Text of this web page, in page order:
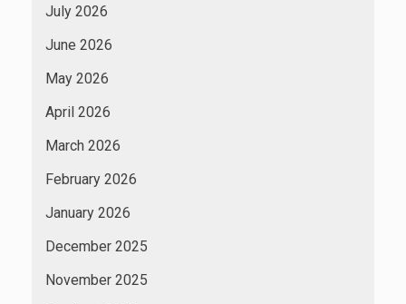
July 2026
June 2026
May 2026
April 2026
March 2026
February 2026
January 2026
December 2025
November 2025